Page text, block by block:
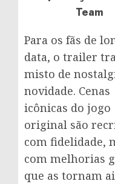
Team
Para os fãs de
data, o trailer
misto de
novidade. Cenas
icônicas do jogo
original são
com fidelidade,
com melhorias
que as tornam